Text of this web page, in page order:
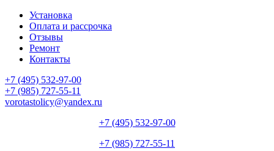
Установка
Оплата и рассрочка
Отзывы
Ремонт
Контакты
+7 (495) 532-97-00
+7 (985) 727-55-11
vorotastolicy@yandex.ru
+7 (495) 532-97-00
+7 (985) 727-55-11